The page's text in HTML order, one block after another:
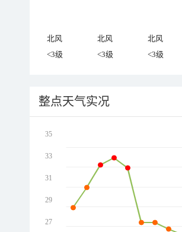
北风 北风 北风
<3级
<3级 <3级
整点天气实况
35
33
31
29
27